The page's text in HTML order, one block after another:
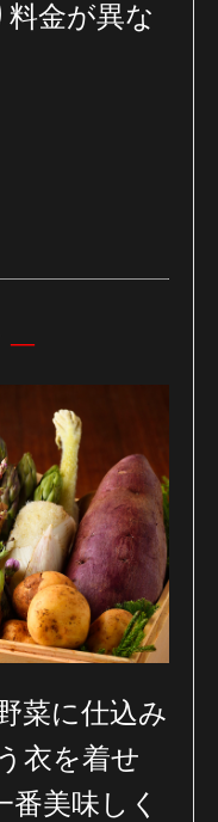
金が異な
菜に仕込み
衣を着せ
番美味しく